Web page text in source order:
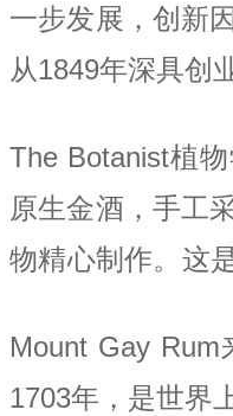
一步发展，创新
从1849年深具创
味力娇酒配方
际...
The Botanist植
原生金酒，手工
物精心制作。这
的基础上，The
Mount Gay
1703年，是世界